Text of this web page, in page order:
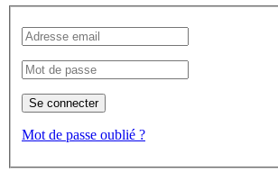
Se connecter
Mot de passe oublié ?